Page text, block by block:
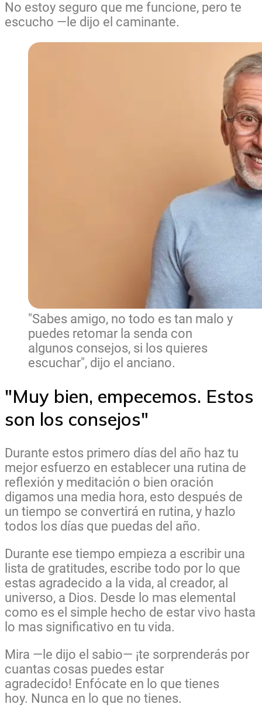
No estoy seguro que me funcione, pero te
escucho —le dijo el caminante.
"Sabes amigo, no todo es tan malo y
puedes retomar la senda con
algunos consejos, si los quieres
escuchar", dijo el anciano.
"Muy bien, empecemos. Estos
son los consejos"
Durante estos primero días del año haz tu
mejor esfuerzo en establecer una rutina de
reflexión y meditación o bien oración
digamos una media hora, esto después de
un tiempo se convertirá en rutina, y hazlo
todos los días que puedas del año.
Durante ese tiempo empieza a escribir una
lista de gratitudes, escribe todo por lo que
estas agradecido a la vida, al creador, al
universo, a Dios. Desde lo mas elemental
como es el simple hecho de estar vivo hasta
lo mas significativo en tu vida.
Mira —le dijo el sabio— ¡te sorprenderás por
cuantas cosas puedes estar
agradecido! Enfócate en lo que tienes
hoy. Nunca en lo que no tienes.